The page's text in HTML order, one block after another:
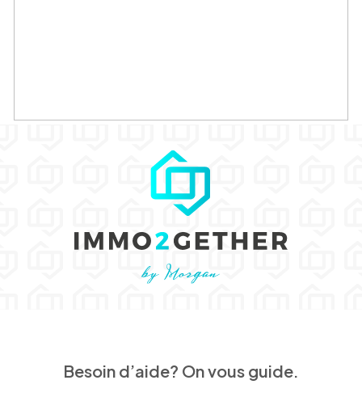
Besoin d’aide? On vous guide.